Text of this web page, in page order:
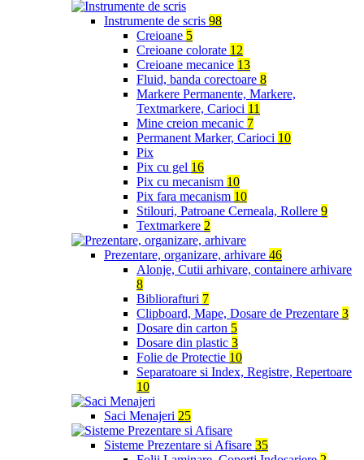
Instrumente de scris 98
Creioane 5
Creioane colorate 12
Creioane mecanice 13
Fluid, banda corectoare 8
Markere Permanente, Markere,
Textmarkere, Carioci 11
Mine creion mecanic 7
Permanent Marker, Carioci 10
Pix
Pix cu gel 16
Pix cu mecanism 10
Pix fara mecanism 10
Stilouri, Patroane Cerneala, Rollere 9
Textmarkere 2
Prezentare, organizare, arhivare 46
Alonje, Cutii arhivare, containere arhivare
8
Bibliorafturi 7
Clipboard, Mape, Dosare de Prezentare 3
Dosare din carton 5
Dosare din plastic 3
Folie de Protectie 10
Separatoare si Index, Registre, Repertoare
10
Saci Menajeri 25
Sisteme Prezentare si Afisare 35